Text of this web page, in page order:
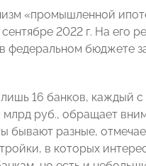
«промышленной
2022 г. На его
федеральном бюджете
16 банков, каждый
млрд руб., обращает
бывают разные,
в которых